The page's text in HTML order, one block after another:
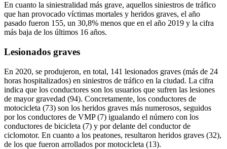
En cuanto la siniestralidad más grave, aquellos siniestros de tráfico
que han provocado víctimas mortales y heridos graves, el año
pasado fueron 155, un 30,8% menos que en el año 2019 y la cifra
más baja de los últimos 16 años.
Lesionados graves
En 2020, se produjeron, en total, 141 lesionados graves (más de 24
horas hospitalizados) en siniestros de tráfico en la ciudad. La cifra
indica que los conductores son los usuarios que sufren las lesiones
de mayor gravedad (94). Concretamente, los conductores de
motocicleta (73) son los heridos graves más numerosos, seguidos
por los conductores de VMP (7) igualando el número con los
conductores de bicicleta (7) y por delante del conductor de
ciclomotor. En cuanto a los peatones, resultaron heridos graves (32),
de los que fueron arrollados por motocicleta (13).